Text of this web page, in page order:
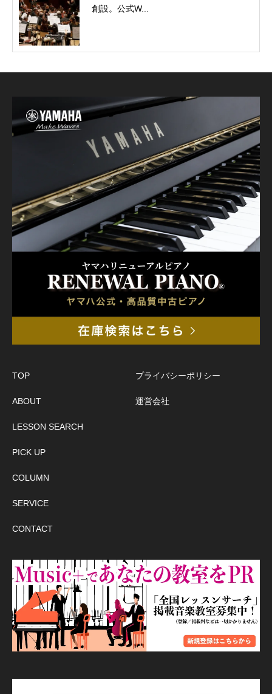
創設。公式W...
TOP
ABOUT
LESSON SEARCH
PICK UP
COLUMN
SERVICE
CONTACT
プライバシーポリシー
運営会社